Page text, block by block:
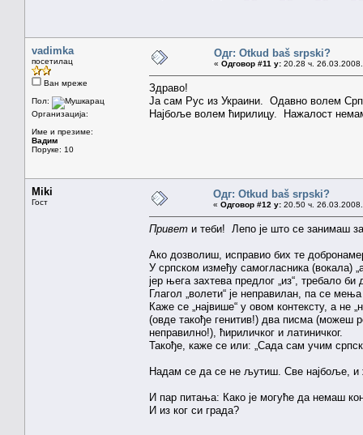
vadimka
посетилац
Ван мреже
Пол:
Организација:
Име и презиме:
Вадим
Поруке: 10
Одг: Otkud baš srpski?
« Одговор #11 у: 20.28 ч.
Здраво!
Ја сам Рус из Украини. Одавно волем
Најбоље волем ћирилицу. Нажалост
Miki
Гост
Одг: Otkud baš srpski?
« Одговор #12 у: 20.50 ч.
Привет и теби! Лепо је што се занимаш за
Ако дозволиш, исправио бих те
У српском између самогласника (вокала)
јер њега захтева предлог „из“, требало
Глагол „волети“ је неправилан, па се
Каже се „највише“ у овом контексту, а не
(овде такође генитив!) два писма (можеш
неправилно!), ћириличког и латиничког.
Такође, каже се или: „Сада сам учим
Надам се да се не љутиш. Све најбоље,
И пар питања: Како је могуће да немаш
И из ког си града?